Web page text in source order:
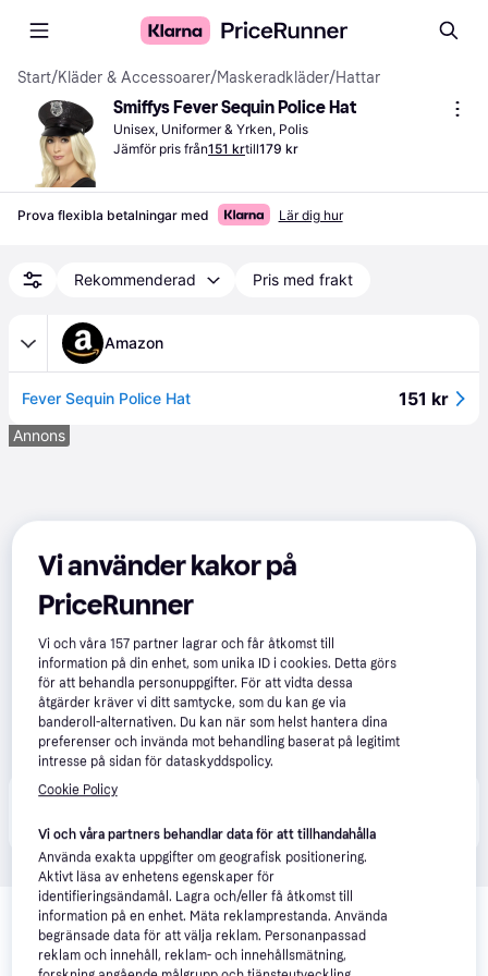
Start/Kläder & Accessoarer/Maskeradkläder/Hattar
Smiffys Fever Sequin Police Hat
Unisex, Uniformer & Yrken, Polis
Jämför pris från151 krtill179 kr
Prova flexibla betalningar med Lär dig hur
Rekommenderad Pris med frakt
Amazon
Fever Sequin Police Hat 151 kr
Annons
Produkten finns även hos
samarbeta med PriceRunner.
Vi använder kakor på
PriceRunner
Vi och våra157 partner lagrar och får åtkomst till
information på din enhet, som unika ID i cookies. Detta görs
för att behandla personuppgifter. För att vidta dessa
åtgärder kräver vi ditt samtycke, som du kan ge via
banderoll-alternativen. Du kan när som helst hantera dina
preferenser och invända mot behandling baserat på legitimt
intresse på sidan för dataskyddspolicy.
Cookie Policy
Vi och våra partners behandlar data för att tillhandahålla
Använda exakta uppgifter om geografisk positionering.
Aktivt läsa av enhetens egenskaper för
identifieringsändamål. Lagra och/eller få åtkomst till
information på en enhet. Mäta reklamprestanda. Använda
begränsade data för att välja reklam. Personanpassad
reklam och innehåll, reklam- och innehållsmätning,